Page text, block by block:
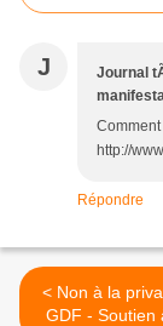
J
Journal
http://
Répondre
< Non à la privatisation de
GDF - Soutien